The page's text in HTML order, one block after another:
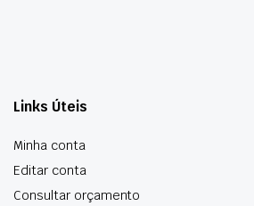
Links Úteis
Minha conta
Editar conta
Consultar orçamento